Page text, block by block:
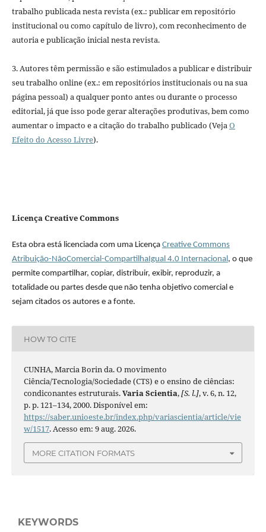
trabalho publicada nesta revista (ex.: publicar em repositório
institucional ou como capítulo de livro), com reconhecimento de
autoria e publicação inicial nesta revista.
3. Autores têm permissão e são estimulados a publicar e distribuir
seu trabalho online (ex.: em repositórios institucionais ou na sua
página pessoal) a qualquer ponto antes ou durante o processo
editorial, já que isso pode gerar alterações produtivas, bem como
aumentar o impacto e a citação do trabalho publicado (VejaO
Efeito do Acesso Livre).
Licença Creative Commons
Esta obra está licenciada com uma Licença Creative Commons
Atribuição-NãoComercial-CompartilhaIgual 4.0 Internacional, o que
permite compartilhar, copiar, distribuir, exibir, reproduzir, a
totalidade ou partes desde que não tenha objetivo comercial e
sejam citados os autores e a fonte.
HOW TO CITE
CUNHA, Marcia Borin da. O movimento
Ciência/Tecnologia/Sociedade (CTS) e o ensino de ciências:
condiconantes estruturais.Varia Scientia,[S. l.], v. 6, n. 12,
p. p. 121–134, 2000. Disponível em:
https://saber.unioeste.br/index.php/variascientia/article/vie
w/1517. Acesso em: 9 aug. 2026.
MORE CITATION FORMATS
KEYWORDS